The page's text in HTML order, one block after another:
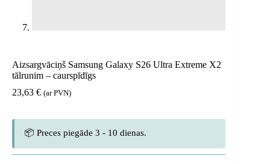
Aizsargvāciņš Samsung Galaxy S26 Ultra Extreme X2
tālrunim – caurspīdīgs
23,63 € (ar PVN)
📦 Preces piegāde 3 - 10 dienas.